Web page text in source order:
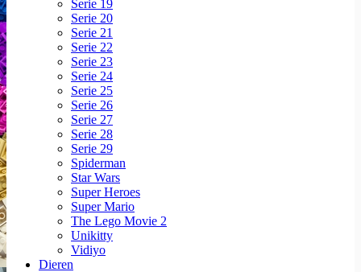
Serie 19
Serie 20
Serie 21
Serie 22
Serie 23
Serie 24
Serie 25
Serie 26
Serie 27
Serie 28
Serie 29
Spiderman
Star Wars
Super Heroes
Super Mario
The Lego Movie 2
Unikitty
Vidiyo
Dieren